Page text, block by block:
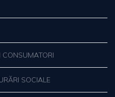
CONSUMATORI
SOCIALE